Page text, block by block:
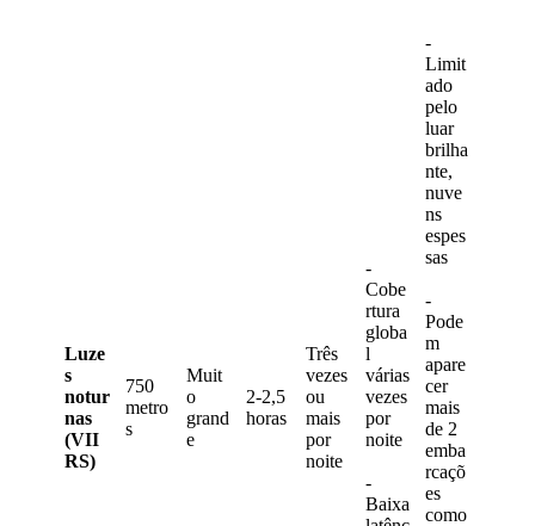
Luze
s
notur
nas
(VII
RS)
750
metro
s
Muit
o
grand
e
2-2,5
horas
Três
vezes
ou
mais
por
noite
-
Cobe
rtura
globa
l
várias
vezes
por
noite
-
Baixa
-
Limit
ado
pelo
luar
brilha
nte,
nuve
ns
espes
sas
-
Pode
m
apare
cer
mais
de 2
emba
rcaçõ
es
como